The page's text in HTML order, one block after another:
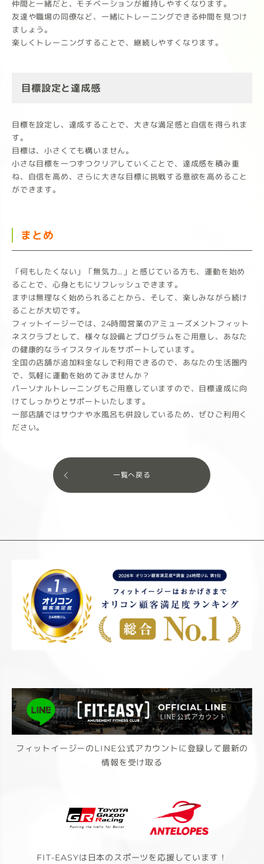
仲間と一緒だと、モチベーションが維持しやすくなります。
友達や職場の同僚など、一緒にトレーニングできる仲間を見つけ
ましょう。
楽しくトレーニングすることで、継続しやすくなります。
目標設定と達成感
目標を設定し、達成することで、大きな満足感と自信を得られま
す。
目標は、小さくても構いません。
小さな目標を一つずつクリアしていくことで、達成感を積み重
ね、自信を高め、さらに大きな目標に挑戦する意欲を高めること
ができます。
まとめ
「何もしたくない」「無気力…」と感じている方も、運動を始め
ることで、心身ともにリフレッシュできます。
まずは無理なく始められることから、そして、楽しみながら続け
ることが大切です。
フィットイージーでは、24時間営業のアミューズメントフィット
ネスクラブとして、様々な設備とプログラムをご用意し、あなた
の健康的なライフスタイルをサポートしています。
全国の店舗が追加料金なしで利用できるので、あなたの生活圏内
で、気軽に運動を始めてみませんか？
パーソナルトレーニングもご用意していますので、目標達成に向
けてしっかりとサポートいたします。
一部店舗ではサウナや水風呂も併設しているため、ぜひご利用く
ださい。
一覧へ戻る
フィットイージーのLINE公式アカウントに登録して最新の
情報を受け取る
FIT-EASYは日本のスポーツを応援しています！